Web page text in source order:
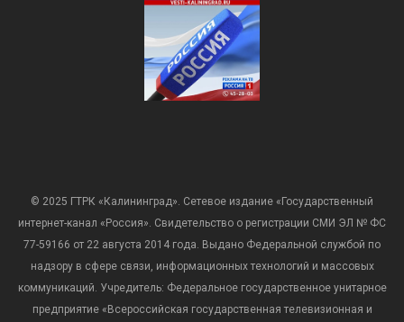
© 2025 ГТРК «Калининград». Сетевое издание «Государственный
интернет-канал «Россия». Свидетельство о регистрации СМИ ЭЛ № ФС
77-59166 от 22 августа 2014 года. Выдано Федеральной службой по
надзору в сфере связи, информационных технологий и массовых
коммуникаций. Учредитель: Федеральное государственное унитарное
предприятие «Всероссийская государственная телевизионная и